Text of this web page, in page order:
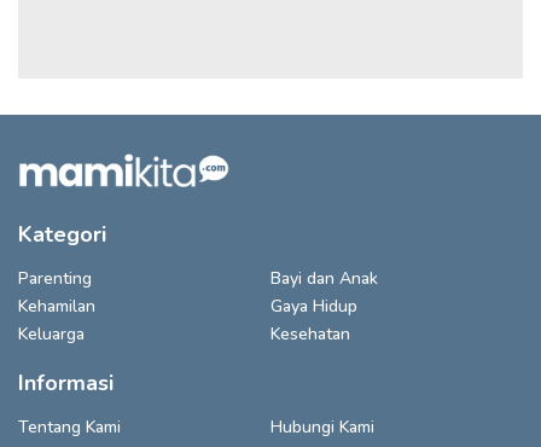
Kategori
Parenting
Bayi dan Anak
Kehamilan
Gaya Hidup
Keluarga
Kesehatan
Informasi
Tentang Kami
Hubungi Kami